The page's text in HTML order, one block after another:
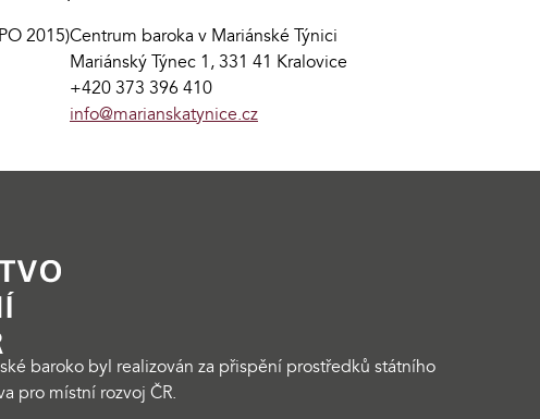
2015)Centrum baroka v Mariánské Týnici
Mariánský Týnec 1, 331 41 Kralovice
+420 373 396 410
info@marianskatynice.cz
baroko byl realizován za přispění prostředků státního
pro místní rozvoj ČR.